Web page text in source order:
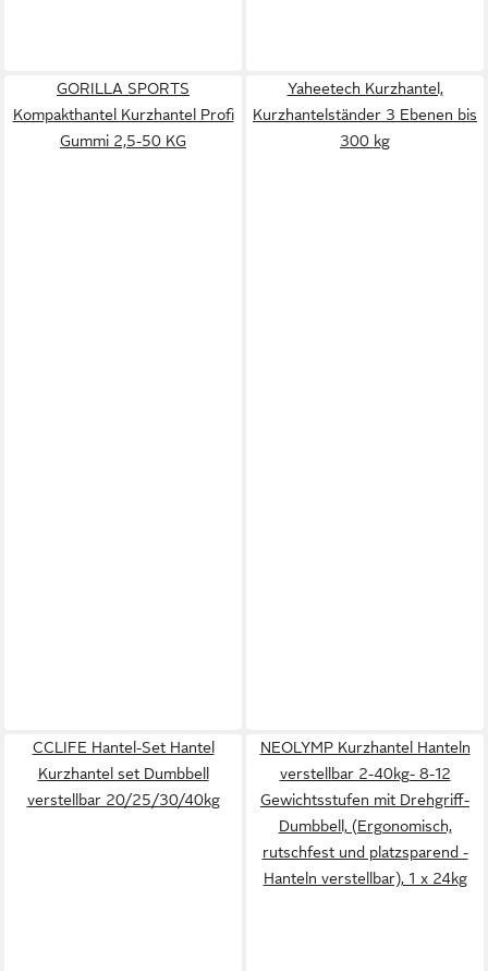
GORILLA SPORTS
Kompakthantel Kurzhantel Profi
Gummi 2,5-50 KG
Yaheetech Kurzhantel,
Kurzhantelständer 3 Ebenen bis
300 kg
CCLIFE Hantel-Set Hantel
Kurzhantel set Dumbbell
verstellbar 20/25/30/40kg
NEOLYMP Kurzhantel Hanteln
verstellbar 2-40kg- 8-12
Gewichtsstufen mit Drehgriff-
Dumbbell, (Ergonomisch,
rutschfest und platzsparend -
Hanteln verstellbar), 1 x 24kg